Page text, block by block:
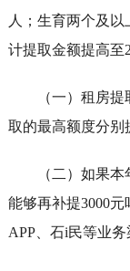
人；生育两个及
计提取金额提高至
（一）租房
取的最高额度分别
（二）如果
能够再补提3000
APP、石i民等业务